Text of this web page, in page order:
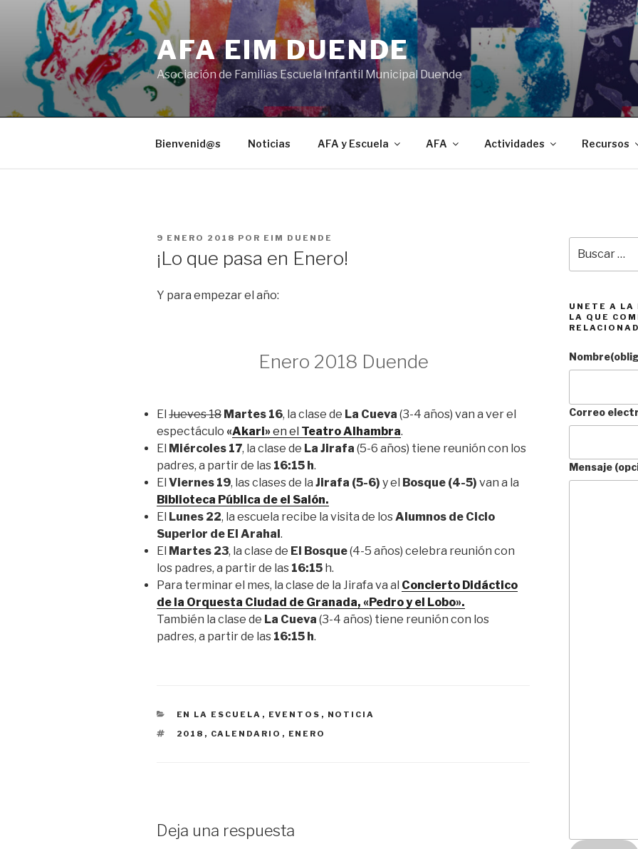
contenido
AFA EIM DUENDE
Asociación de Familias Escuela Infantil Municipal Duende
Bienvenid@s Noticias AFA y Escuela AFA Actividades Recursos
PUBLICADO
9 ENERO 2018 POR EIM DUENDE
¡Lo que pasa en Enero!
Y para empezar el año:
Enero 2018 Duende
El Jueves 18 Martes 16, la clase de La Cueva (3-4 años) van a ver el
espectáculo «Akari»en el Teatro Alhambra.
El Miércoles 17, la clase de La Jirafa (5-6 años) tiene reunión con los
padres, a partir de las 16:15 h.
El Viernes 19, las clases de la Jirafa (5-6) y el Bosque (4-5) van a la
Biblioteca Pública de el Salón.
El Lunes 22, la escuela recibe la visita de losAlumnos de Ciclo
Superior de El Arahal.
El Martes 23, la clase de El Bosque(4-5 años) celebra reunión con
los padres, a partir de las 16:15 h.
Para terminar el mes, la clase de la Jirafa va al Concierto Didáctico
de la Orquesta Ciudad de Granada, «Pedro y el Lobo».
También la clase de La Cueva (3-4 años) tiene reunión con los
padres, a partir de las 16:15 h.
CATEGORÍAS
EN LA ESCUELA , EVENTOS , NOTICIA
ETIQUETAS
2018 , CALENDARIO , ENERO
Deja una respuesta
por:
UNETE A LA
LA QUE
Nombre
Correo
Mensaje